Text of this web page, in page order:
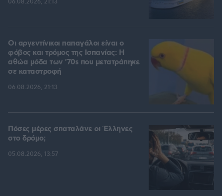
06.08.2026, 21:13
Οι αργεντίνικοι παπαγάλοι είναι ο
φόβος και τρόμος της Ισπανίας: Η
αθώα μόδα των '70s που μετατράπηκε
σε καταστροφή
06.08.2026, 21:13
Πόσες μέρες σπαταλάνε οι Έλληνες
στο δρόμο;
05.08.2026, 13:57